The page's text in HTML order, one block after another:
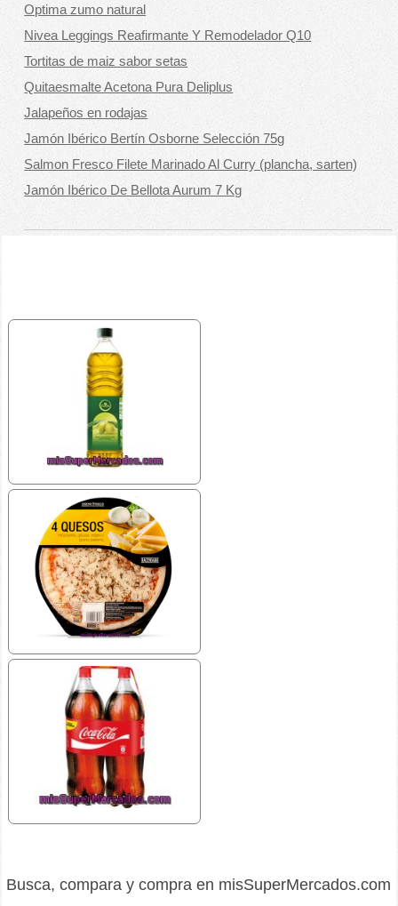
Optima zumo natural
Nivea Leggings Reafirmante Y Remodelador Q10
Tortitas de maiz sabor setas
Quitaesmalte Acetona Pura Deliplus
Jalapeños en rodajas
Jamón Ibérico Bertín Osborne Selección 75g
Salmon Fresco Filete Marinado Al Curry (plancha, sarten)
Jamón Ibérico De Bellota Aurum 7 Kg
Busca, compara y compra en misSuperMercados.com